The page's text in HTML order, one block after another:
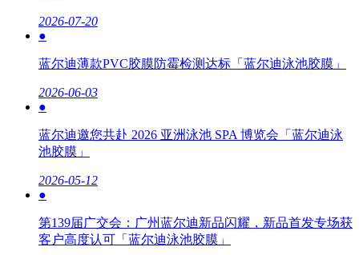
2026-07-20
●
蓝尔迪薄款PVC胶膜防霉检测达标「蓝尔迪泳池胶膜」
2026-06-03
●
蓝尔迪邀您共赴 2026 亚洲泳池 SPA 博览会「蓝尔迪泳
池胶膜」
2026-05-12
●
第139届广交会：广州蓝尔迪新品闪耀，新品首发专场获
客户高度认可「蓝尔迪泳池胶膜」